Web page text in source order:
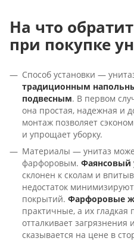
На что
при покупке
Способ установки —
традиционным
подвесным. В первом
она простая, надежная и
монтаж позволяет
и упрощает уборку.
Материалы — унитаз
фарфоровым. Фаянсовый
склонен к сколам и
недостаток
покрытий. Фарфоровые
практичные, а их гладкая
отталкивает загрязнения
сказывается на цене в